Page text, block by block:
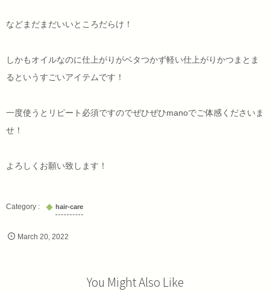
などまだまだいいところだらけ！
しかもオイルなのに仕上がりがベタつかず軽い仕上がりかつまとま
るというすごいアイテムです！
一度使うとリピート必須ですのでぜひぜひmanoでご体感くださいま
せ！
よろしくお願い致します！
hair-care
March 20 ,2022
You Might Also Like